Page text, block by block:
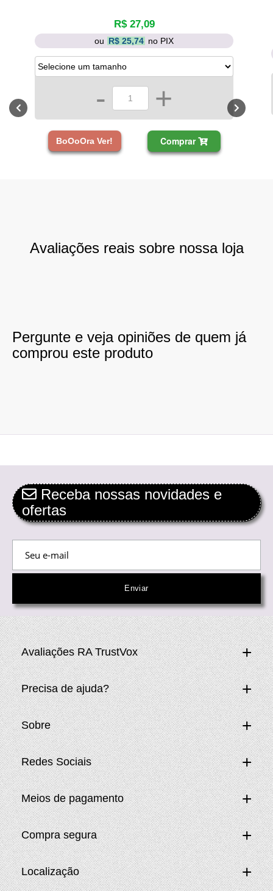
R$ 27,09
ou R$ 25,74 no PIX
- +
BoOoOra Ver! Comprar
Avaliações reais sobre nossa loja
Pergunte e veja opiniões de quem já
comprou este produto
Receba nossas novidades e
ofertas
Avaliações RA TrustVox
Precisa de ajuda?
Sobre
Redes Sociais
Meios de pagamento
Compra segura
Localização